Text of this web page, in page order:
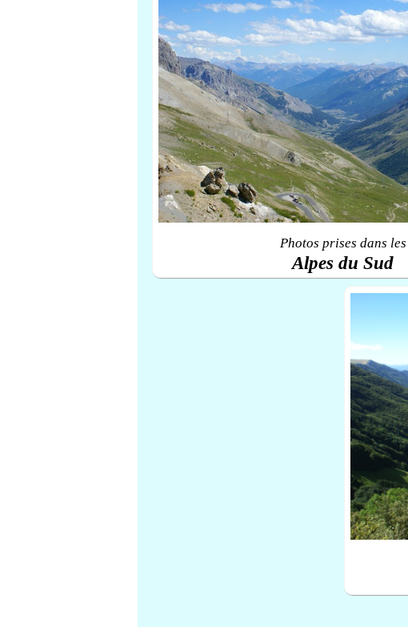
Photos prises dans les
Alpes du Sud